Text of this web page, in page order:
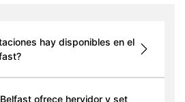
hay disponibles en el
ofrece hervidor y set